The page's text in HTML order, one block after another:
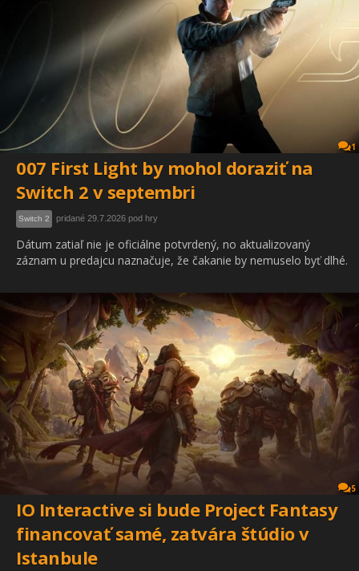
1
007 First Light by mohol doraziť na
Switch 2 v septembri
Switch 2 pridané 29.7.2026 pod hry
Dátum zatiaľ nie je oficiálne potvrdený, no aktualizovaný
záznam u predajcu naznačuje, že čakanie by nemuselo byť dlhé.
5
IO Interactive si bude Project Fantasy
financovať samé, zatvára štúdio v
Istanbule